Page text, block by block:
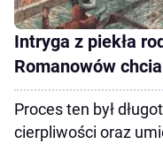
Intryga z piekła
Romanowów
Proces ten był
cierpliwości oraz